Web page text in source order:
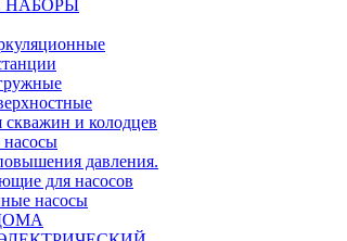
НАБОРЫ
скважин и колодцев
давления.
для насосов
насосы